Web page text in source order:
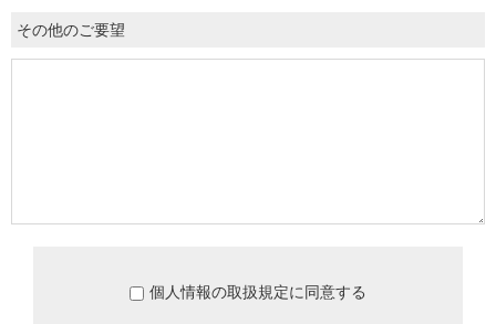
その他のご要望
個人情報の取扱規定に同意する